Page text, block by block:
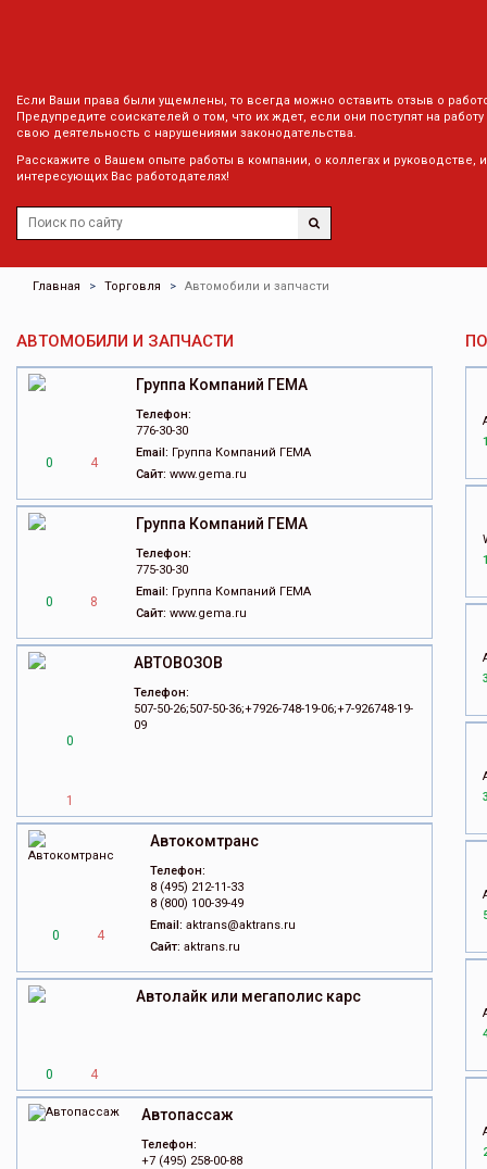
Если Ваши права были ущемлены, то всегда можно оставить отзыв о
Предупредите соискателей о том, что их ждет, если они поступят на
свою деятельность с нарушениями законодательства.
Расскажите о Вашем опыте работы в компании, о коллегах и руководстве,
интересующих Вас работодателях!
Главная Торговля Автомобили и запчасти
АВТОМОБИЛИ И ЗАПЧАСТИ
0 4
Группа Компаний ГЕМА
Телефон:
776-30-30
Email: Группа Компаний ГЕМА
Сайт: www.gema.ru
0 8
Группа Компаний ГЕМА
Телефон:
775-30-30
Email: Группа Компаний ГЕМА
Сайт: www.gema.ru
0
1
АВТОВОЗОВ
Телефон:
507-50-26;507-50-36;+7926-748-19-06;+7-926748-19-
09
0 4
Автокомтранс
Телефон:
8 (495) 212-11-33
8 (800) 100-39-49
Email: aktrans@aktrans.ru
Сайт: aktrans.ru
0 4
Автолайк или мегаполис карс
Автопассаж
Телефон:
+7 (495) 258-00-88